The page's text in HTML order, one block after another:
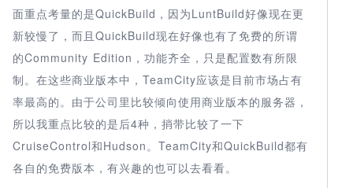
面重点考量的是QuickBuild，因为LuntBuild好像现在更
新较慢了，而且QuickBuild现在好像也有了免费的所谓
的Community Edition，功能齐全，只是配置数有所限
制。在这些商业版本中，TeamCity应该是目前市场占有
率最高的。由于公司里比较倾向使用商业版本的服务器，
所以我重点比较的是后4种，捎带比较了一下
CruiseControl和Hudson。TeamCity和QuickBuild都有
各自的免费版本，有兴趣的也可以去看看。